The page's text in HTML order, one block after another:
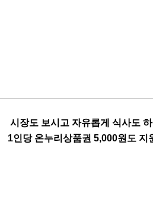
시장도 보시고 자유롭게 식사도
1인당 온누리상품권 5,000원도 지